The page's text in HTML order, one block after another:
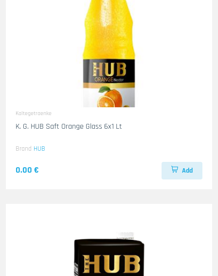
Kaltegetraenke
K. G. HUB Saft Orange Glass 6x1 Lt
Brand HUB
0.00 € Add